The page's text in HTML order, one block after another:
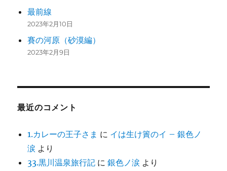
最前線
2023年2月10日
賽の河原（砂漠編）
2023年2月9日
最近のコメント
1.カレーの王子さま に イは生け簀のイ – 銀色ノ
涙 より
33.黒川温泉旅行記 に銀色ノ涙 より